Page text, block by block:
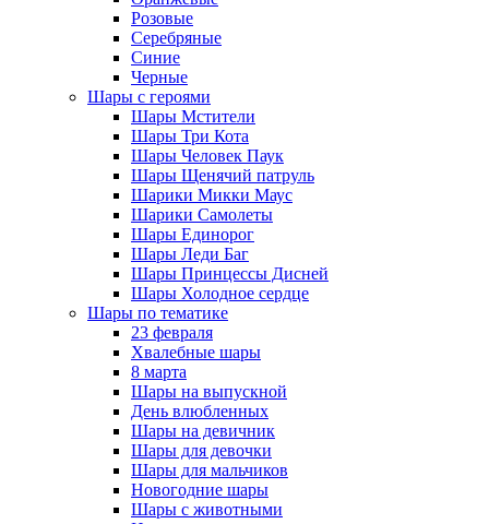
Розовые
Серебряные
Синие
Черные
Шары с героями
Шары Мстители
Шары Три Кота
Шары Человек Паук
Шары Щенячий патруль
Шарики Микки Маус
Шарики Самолеты
Шары Единорог
Шары Леди Баг
Шары Принцессы Дисней
Шары Холодное сердце
Шары по тематике
23 февраля
Хвалебные шары
8 марта
Шары на выпускной
День влюбленных
Шары на девичник
Шары для девочки
Шары для мальчиков
Новогодние шары
Шары с животными